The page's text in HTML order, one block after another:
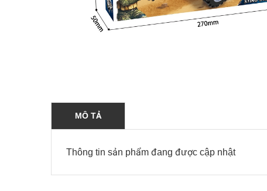
MÔ TẢ
Thông tin sản phẩm đang được cập nhật